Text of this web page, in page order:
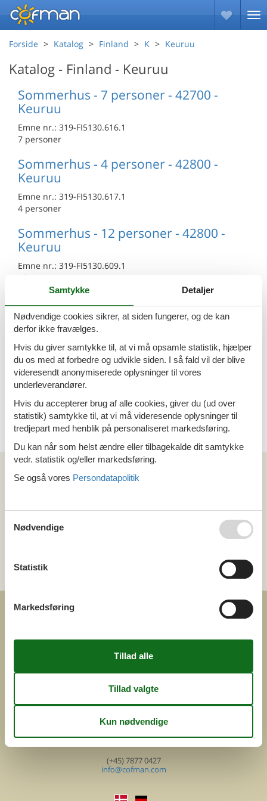
Forside Katalog Finland K Keuruu
Katalog - Finland - Keuruu
Sommerhus - 7 personer - 42700 -
Keuruu
Emne nr.: 319-FI5130.616.1
7 personer
Sommerhus - 4 personer - 42800 -
Keuruu
Emne nr.: 319-FI5130.617.1
4 personer
Sommerhus - 12 personer - 42800 -
Keuruu
Emne nr.: 319-FI5130.609.1
12 personer
Sommerhus - 12 personer - 42700 -
Keuruu
Emne nr.:319-FI5130.607.1
12 personer
Sommerhus - 11 personer - 42700 -
Keuruu
Emne nr.:319-FI5130.614.1
11 personer
Kan vi hjælpe?
Feline Holidays A/S
DK-7400 Herning
Danmark
Cofman.com
(+45) 7877 0427
info@cofman.com
Samtykke Detaljer
Nødvendige cookies sikrer, at siden fungerer, og de kan
derfor ikke fravælges.
Hvis du giver samtykke til, at vi må opsamle statistik, hjælper
du os med at forbedre og udvikle siden. I så fald vil der blive
videresendt anonymiserede oplysninger til vores
underleverandører.
Hvis du accepterer brug af alle cookies, giver du (ud over
statistik) samtykke til, at vi må videresende oplysninger til
tredjepart med henblik på personaliseret markedsføring.
Du kan når som helst ændre eller tilbagekalde dit samtykke
vedr. statistik og/eller markedsføring.
Se også vores Persondatapolitik
Nødvendige
Statistik
Markedsføring